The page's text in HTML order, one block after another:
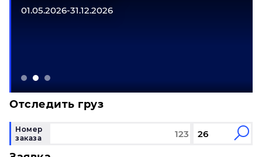
01.05.2026-31.12.2026
Отследить груз
Номер
заказа